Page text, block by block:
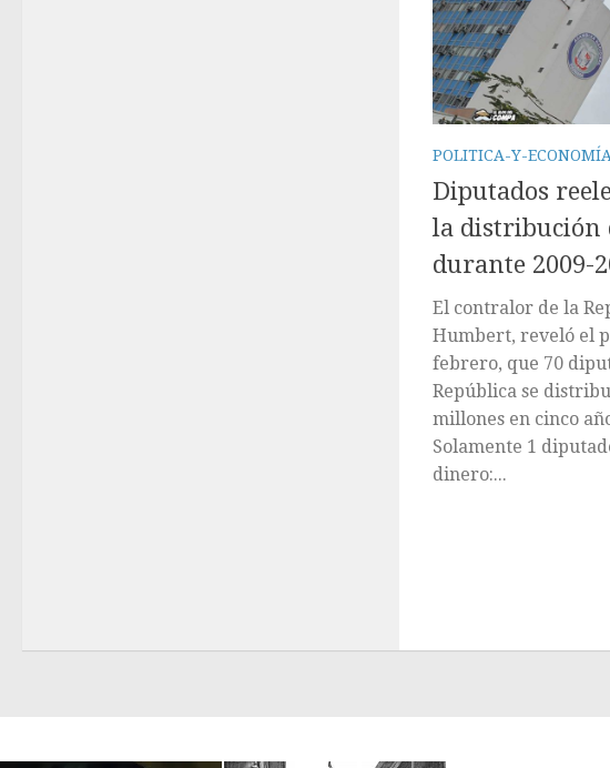
POLITICA-Y-ECONOMÍA
Diputados
la distribución
durante 2009-
El contralor de la
Humbert, reveló el
febrero, que 70
República se
millones en cinco
Solamente 1
dinero:...